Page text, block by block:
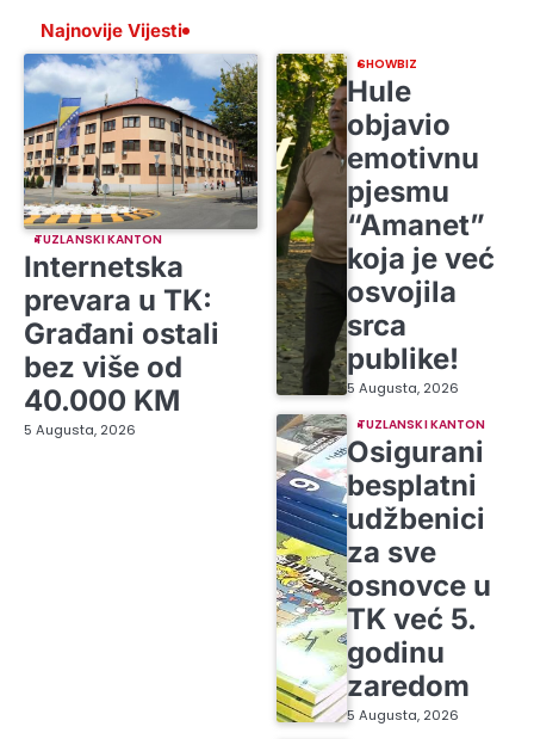
Najnovije Vijesti
TUZLANSKI KANTON
Internetska
prevara u TK:
Građani ostali
bez više od
40.000 KM
5 Augusta, 2026
SHOWBIZ
Hule
objavio
emotivnu
pjesmu
“Amanet”
koja je već
osvojila
srca
publike!
5 Augusta, 2026
TUZLANSKI KANTON
Osigurani
besplatni
udžbenici
za sve
osnovce u
TK već 5.
godinu
zaredom
5 Augusta, 2026